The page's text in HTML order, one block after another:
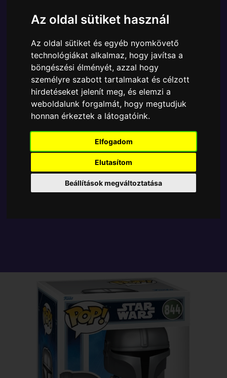
Az oldal sütiket használ
Az oldal sütiket és egyéb nyomkövető
technológiákat alkalmaz, hogy javítsa a
böngészési élményét, azzal hogy
személyre szabott tartalmakat és célzott
hirdetéseket jelenít meg, és elemzi a
weboldalunk forgalmát, hogy megtudjuk
honnan érkeztek a látogatóink.
Elfogadom
Elutasítom
Beállítások megváltoztatása
Cikkszám:889698908245
Ára:6890 Ft
A Funko POP - Star Wars egyik népszerű terméke a
Funko - Star Wars The Mandalorian & Grogu The
Mandalorian gyűjtői vinyl karakter, amely ablakos
csomagolásban azaz - POP In a Box - várja új
gazdáját.
TOVÁBB A VÁSÁRLÁSRA
Tetszik? Osszd meg másokkal!